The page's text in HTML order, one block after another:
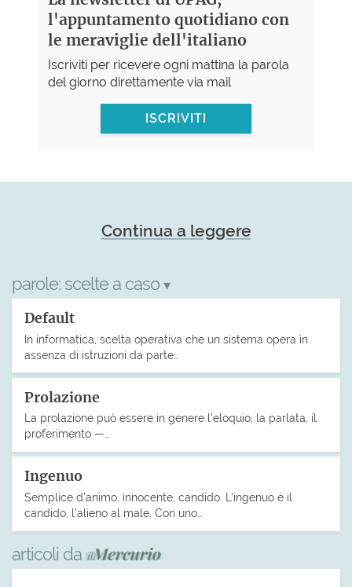
l'appuntamento quotidiano con
le meraviglie dell'italiano
Iscriviti per ricevere ogni mattina la parola
del giorno direttamente via mail
ISCRIVITI
Continua a leggere
parole: scelte a caso ▾
Default
In informatica, scelta operativa che un sistema opera in
assenza di istruzioni da parte…
Prolazione
La prolazione può essere in genere l’eloquio, la parlata, il
proferimento —…
Ingenuo
Semplice d’animo, innocente, candido. L’ingenuo è il
candido, l’alieno al male. Con uno…
articoli da